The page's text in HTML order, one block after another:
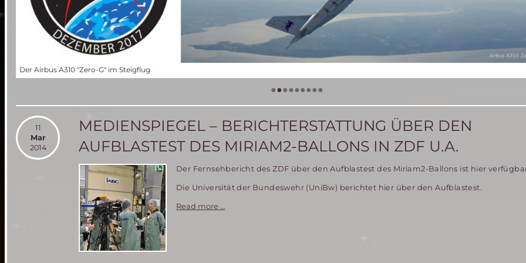
Der Airbus A310 "Zero-G" im Steigflug
•••••••••
11
Mar
2014
MEDIENSPIEGEL – BERICHTERSTATTUNG ÜBER DEN
AUFBLASTEST DES MIRIAM2-BALLONS IN ZDF U.A.
Der Fernsehbericht des ZDF über den Aufblastest des Miriam2-Ballons ist hier
Die Universität der Bundeswehr (UniBw) berichtet hier über den Aufblastest.
Read more …